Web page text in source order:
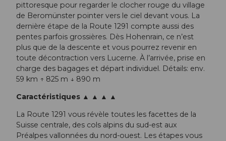
pittoresque pour regarder le clocher rouge du village
de Beromünster pointer vers le ciel devant vous. La
dernière étape de la Route 1291 compte aussi des
pentes parfois grossières. Dès Hohenrain, ce n’est
plus que de la descente et vous pourrez revenir en
toute décontraction vers Lucerne. À l’arrivée, prise en
charge des bagages et départ individuel. Détails: env.
59 km ↑ 825 m ↓ 890 m
Caractéristiques ▲ ▲ ▲ ▲
La Route 1291 vous révèle toutes les facettes de la
Suisse centrale, des cols alpins du sud-est aux
Préalpes vallonnées du nord-ouest. Les étapes vous